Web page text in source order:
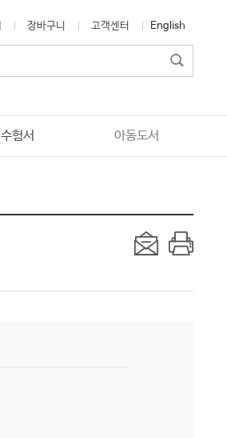
장바구니 고객센터 English
수험서 아동도서